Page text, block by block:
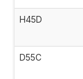
H45D
D55C